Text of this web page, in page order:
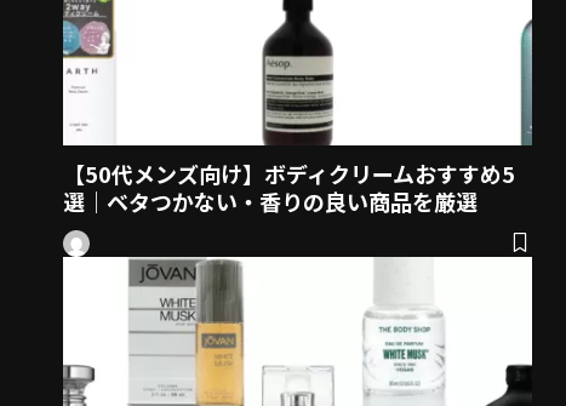
【50代メンズ向け】ボディクリームおすすめ5
選｜ベタつかない・香りの良い商品を厳選